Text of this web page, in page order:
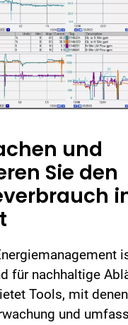
und
Sie den
für nachhaltige
Tools, mit
und